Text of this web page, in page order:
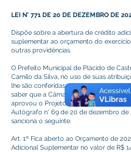
LEI N° 771 DE 20 DE DEZEMBRO DE
Dispõe sobre a abertura de crédito
suplementar ao orçamento do
outras providências.
O Prefeito Municipal de Plácido de
Camilo da Silva, no uso de suas
lhe são conferidas pela Lei Orgânica do
saber que a Câmara Municipal de
aprovou o Projeto de Lei n° 71/2021,
Autógrafo n° 69 de 20 de dezembro de
sanciona o seguinte:
Art. 1º Fica aberto ao Orçamento de
Adicional Suplementar no valor de R$